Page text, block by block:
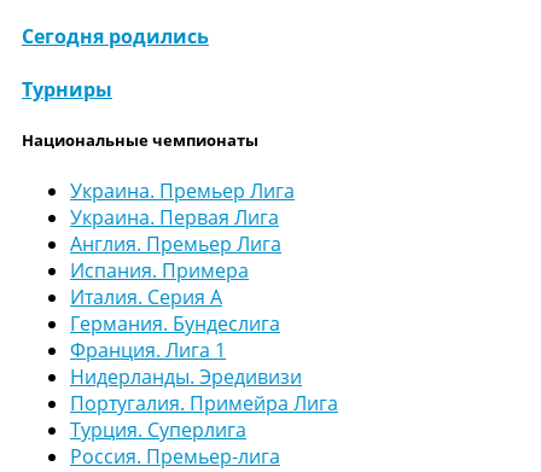
Сегодня родились
Турниры
Национальные чемпионаты
Украина. Премьер Лига
Украина. Первая Лига
Англия. Премьер Лига
Испания. Примера
Италия. Серия А
Германия. Бундеслига
Франция. Лига 1
Нидерланды. Эредивизи
Португалия. Примейра Лига
Турция. Суперлига
Россия. Премьер-лига